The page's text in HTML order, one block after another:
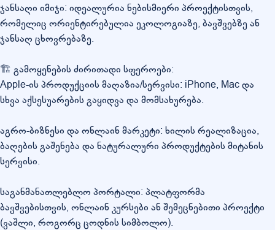
ჯანსაღი იმიჯი: იდეალურია ნებისმიერი პროექტისთვის,
რომელიც ორიენტირებულია ეკოლოგიაზე, ბავშვებზე ან
ჯანსაღ ცხოვრებაზე.
🏗️ გამოყენების ძირითადი სფეროები:
Apple-ის პროდუქციის მაღაზია/სერვისი: iPhone, Mac და
სხვა აქსესუარების გაყიდვა და მომსახურება.
აგრო-ბიზნესი და ონლაინ მარკეტი: ხილის რეალიზაცია,
ბაღების გაშენება და ნატურალური პროდუქტების მიტანის
სერვისი.
საგანმანათლებლო პორტალი: პლატფორმა
ბავშვებისთვის, ონლაინ კურსები ან შემეცნებითი პროექტი
(ვაშლი, როგორც ცოდნის სიმბოლო).